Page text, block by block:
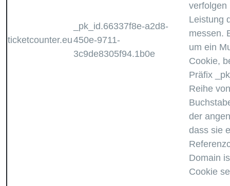
ticketcounter.eu
_pk_id.66337f8e-a2d8-
450e-9711-
3c9de8305f94.1b0e
verfolgen
Leistung
messen.
um ein
Cookie,
Präfix
Reihe
der
dass sie
Domain
Cookie